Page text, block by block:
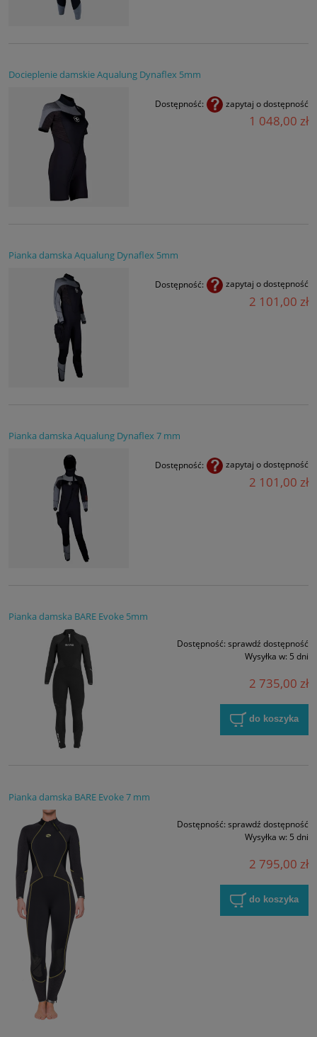
Docieplenie damskie Aqualung Dynaflex 5mm
Dostępność: zapytaj o dostępność
1 048,00 zł
Pianka damska Aqualung Dynaflex 5mm
Dostępność: zapytaj o dostępność
2 101,00 zł
Pianka damska Aqualung Dynaflex 7 mm
Dostępność: zapytaj o dostępność
2 101,00 zł
Pianka damska BARE Evoke 5mm
Dostępność: sprawdź dostępność
Wysyłka w: 5 dni
2 735,00 zł
do koszyka
Pianka damska BARE Evoke 7 mm
Dostępność: sprawdź dostępność
Wysyłka w: 5 dni
2 795,00 zł
do koszyka